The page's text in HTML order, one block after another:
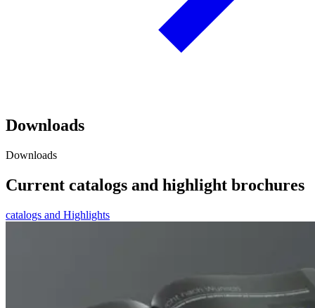
Downloads
Downloads
Current catalogs and highlight brochures
catalogs and Highlights